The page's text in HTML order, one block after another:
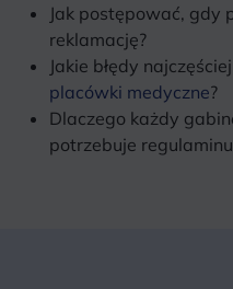
Jak postępować, gdy
reklamację?
Jakie błędy
placówki medyczne?
Dlaczego każdy
potrzebuje